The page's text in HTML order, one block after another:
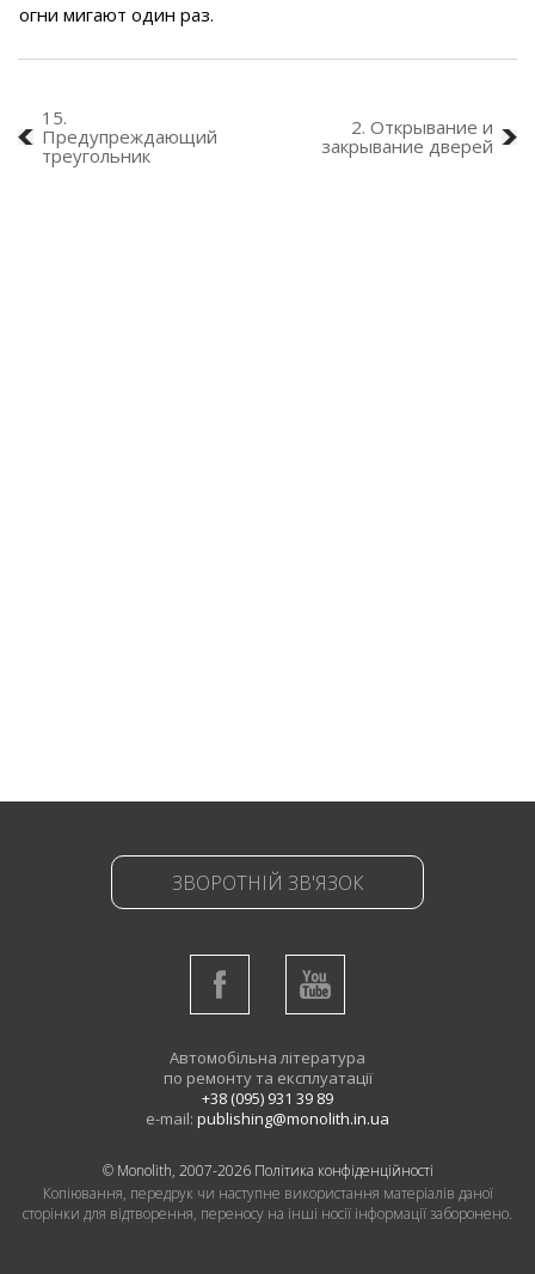
огни мигают один раз.
15.
Предупреждающий
треугольник
2. Открывание и
закрывание дверей
ЗВОРОТНІЙ ЗВ'ЯЗОК
Автомобільна література
по ремонту та експлуатації
+38 (095) 931 39 89
e-mail: publishing@monolith.in.ua
© Monolith, 2007-2026 Політика конфіденційності
Копіювання, передрук чи наступне використання матеріалів даної
сторінки для відтворення, переносу на інші носії інформації заборонено.